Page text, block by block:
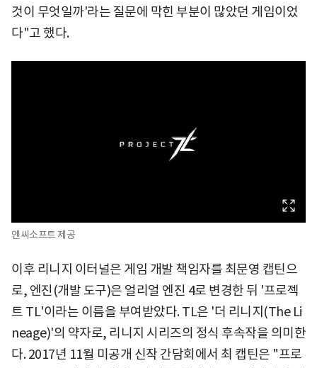
것이 무엇일까'라는 질문에 막힌 부분이 많았던 게임이었
다"고 했다.
엔씨소프트 제공
이후 리니지 이터널은 게임 개발 책임자를 최문영 캡틴으
로, 엔진(개발 도구)은 얼리얼 엔진 4로 변경한 뒤 '프로젝
트 TL'이라는 이름을 부여받았다. TL은 '더 리니지(The Li
neage)'의 약자로, 리니지 시리즈의 정식 후속작을 의미한
다. 2017년 11월 미공개 신작 간담회에서 최 캡틴은 "프로